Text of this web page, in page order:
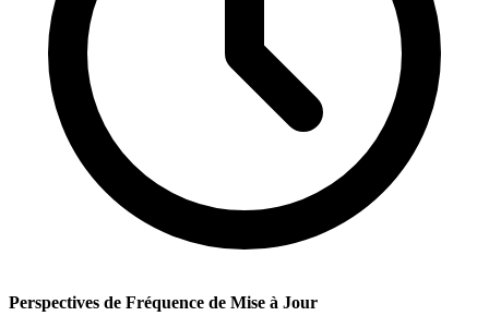
Perspectives de Fréquence de Mise à Jour